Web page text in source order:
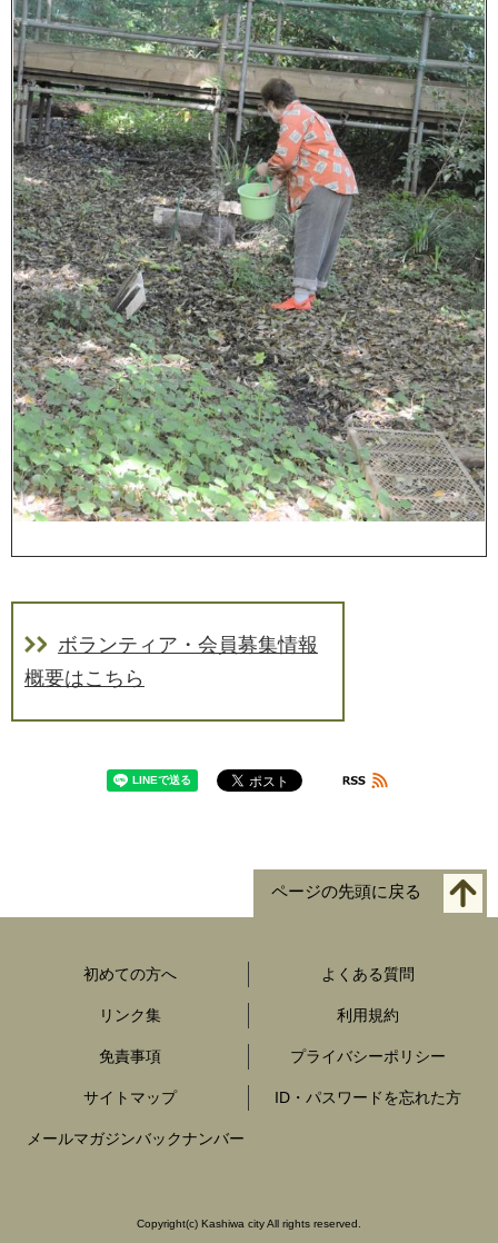
ボランティア・会員募集情報
概要はこちら
ページの先頭に戻る
初めての方へ よくある質問
リンク集 利用規約
免責事項 プライバシーポリシー
サイトマップ ID・パスワードを忘れた方
メールマガジンバックナンバー
Copyright(c) Kashiwa city All rights reserved.